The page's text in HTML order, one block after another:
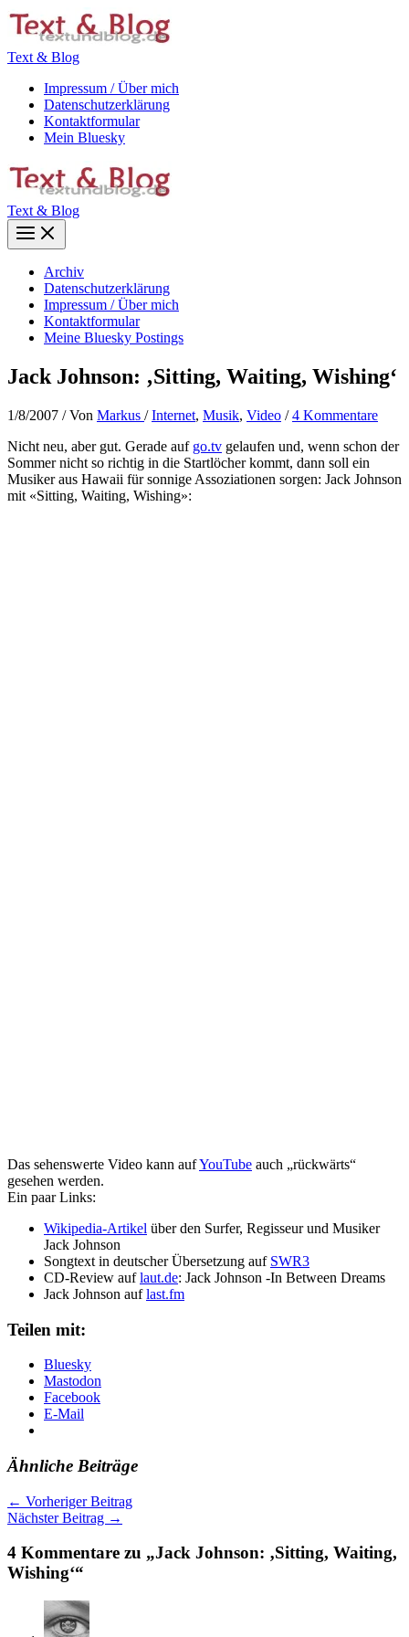
Zum
Inhalt
Text & Blog
Impressum / Über mich
Datenschutzerklärung
Kontaktformular
Mein Bluesky
Text & Blog
Main
Menu
Archiv
Datenschutzerklärung
Impressum / Über mich
Kontaktformular
Meine Bluesky Postings
Jack Johnson: ‚Sitting, Waiting, Wishing‘
1/8/2007 / Von Markus /Internet, Musik, Video /4 Kommentare
Nicht neu, aber gut. Gerade auf go.tv gelaufen und, wenn schon der
Sommer nicht so richtig in die Startlöcher kommt, dann soll ein
Musiker aus Hawaii für sonnige Assoziationen sorgen: Jack Johnson
mit «Sitting, Waiting, Wishing»:
Das sehenswerte Video kann aufYouTube auch „rückwärts“
gesehen werden.
Ein paar Links:
Wikipedia-Artikel über den Surfer, Regisseur und Musiker
Jack Johnson
Songtext in deutscher Übersetzung auf SWR3
CD-Review auflaut.de: Jack Johnson -In Between Dreams
Jack Johnson auflast.fm
Teilen mit:
Bluesky
Mastodon
Facebook
E-Mail
Ähnliche Beiträge
← Vorheriger Beitrag
Nächster Beitrag →
4 Kommentare zu „Jack Johnson: ‚Sitting, Waiting,
Wishing‘“